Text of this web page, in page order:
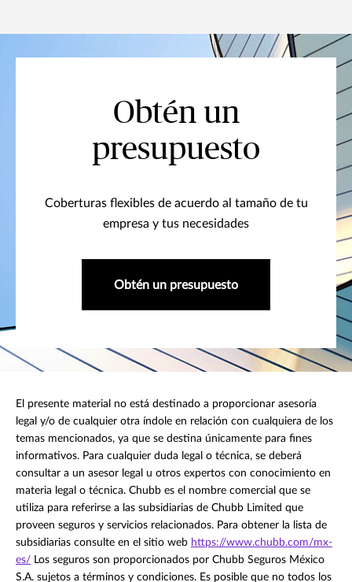
Obtén un
presupuesto
Coberturas flexibles de acuerdo al tamaño de tu
empresa y tus necesidades
Obtén un presupuesto
El presente material no está destinado a proporcionar asesoría
legal y/o de cualquier otra índole en relación con cualquiera de los
temas mencionados, ya que se destina únicamente para fines
informativos. Para cualquier duda legal o técnica, se deberá
consultar a un asesor legal u otros expertos con conocimiento en
materia legal o técnica. Chubb es el nombre comercial que se
utiliza para referirse a las subsidiarias de Chubb Limited que
proveen seguros y servicios relacionados. Para obtener la lista de
subsidiarias consulte en el sitio web https://www.chubb.com/mx-
es/ Los seguros son proporcionados por Chubb Seguros México
S.A. sujetos a términos y condiciones. Es posible que no todos los